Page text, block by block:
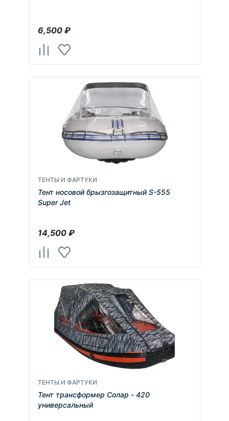
6,500₽
ТЕНТЫ И ФАРТУКИ
Тент носовой брызгозащитный S-555
Super Jet
14,500₽
ТЕНТЫ И ФАРТУКИ
Тент трансформер Солар - 420
универсальный